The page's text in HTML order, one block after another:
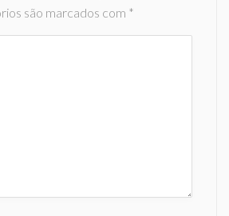
são marcados com *